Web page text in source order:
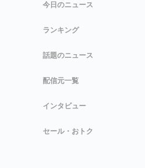
今日のニュース
ランキング
話題のニュース
配信元一覧
インタビュー
セール・おトク